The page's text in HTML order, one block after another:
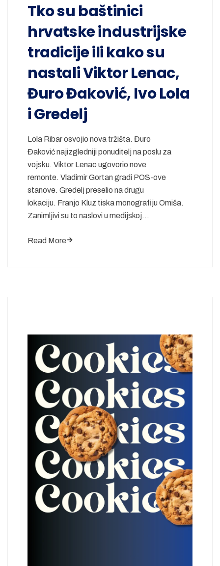
Tko su baštinici
hrvatske industrijske
tradicije ili kako su
nastali Viktor Lenac,
Đuro Đaković, Ivo Lola
i Gredelj
Lola Ribar osvojio nova tržišta. Đuro
Đaković najizgledniji ponuditelj na poslu za
vojsku. Viktor Lenac ugovorio nove
remonte. Vladimir Gortan gradi POS-ove
stanove. Gredelj preselio na drugu
lokaciju. Franjo Kluz tiska monografiju Omiša.
Zanimljivi su to naslovi u medijskoj…
Read More